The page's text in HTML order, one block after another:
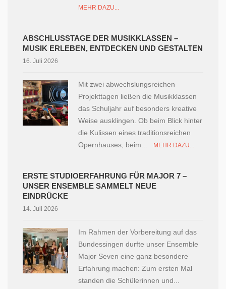
MEHR DAZU...
ABSCHLUSSTAGE DER MUSIKKLASSEN –
MUSIK ERLEBEN, ENTDECKEN UND GESTALTEN
16. Juli 2026
Mit zwei abwechslungsreichen
Projekttagen ließen die Musikklassen
das Schuljahr auf besonders kreative
Weise ausklingen. Ob beim Blick hinter
die Kulissen eines traditionsreichen
Opernhauses, beim...
MEHR DAZU...
ERSTE STUDIOERFAHRUNG FÜR MAJOR 7 –
UNSER ENSEMBLE SAMMELT NEUE
EINDRÜCKE
14. Juli 2026
Im Rahmen der Vorbereitung auf das
Bundessingen durfte unser Ensemble
Major Seven eine ganz besondere
Erfahrung machen: Zum ersten Mal
standen die Schülerinnen und...